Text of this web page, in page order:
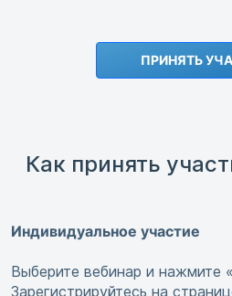
ПРИНЯТЬ
Как принять
Индивидуальное участие
Выберите вебинар и нажмите
Зарегистрируйтесь на